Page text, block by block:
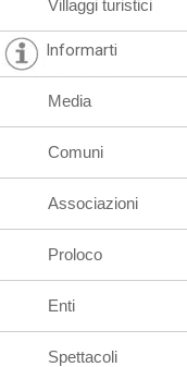
Villaggi turistici
Informarti
Media
Comuni
Associazioni
Proloco
Enti
Spettacoli